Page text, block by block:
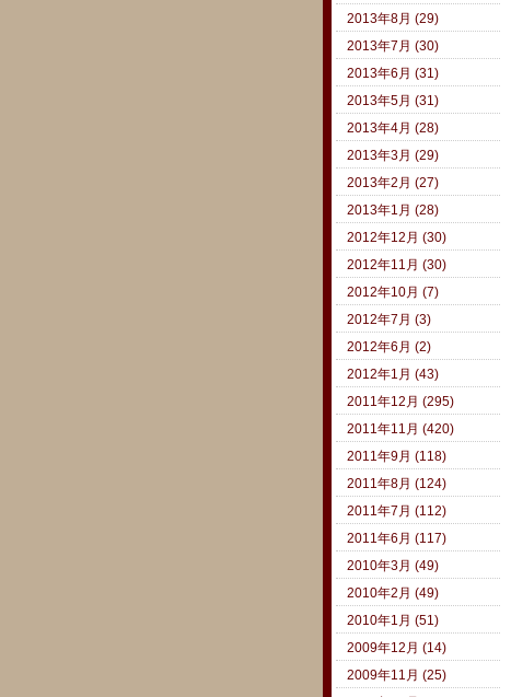
2013年8月 (29)
2013年7月 (30)
2013年6月 (31)
2013年5月 (31)
2013年4月 (28)
2013年3月 (29)
2013年2月 (27)
2013年1月 (28)
2012年12月 (30)
2012年11月 (30)
2012年10月 (7)
2012年7月 (3)
2012年6月 (2)
2012年1月 (43)
2011年12月 (295)
2011年11月 (420)
2011年9月 (118)
2011年8月 (124)
2011年7月 (112)
2011年6月 (117)
2010年3月 (49)
2010年2月 (49)
2010年1月 (51)
2009年12月 (14)
2009年11月 (25)